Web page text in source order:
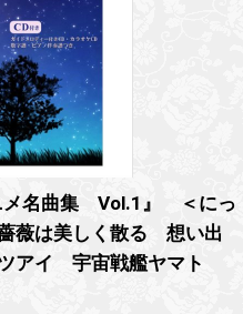
メ名曲集 Vol.1』 ＜にっ
薇は美しく散る 想い出
アイ 宇宙戦艦ヤマト